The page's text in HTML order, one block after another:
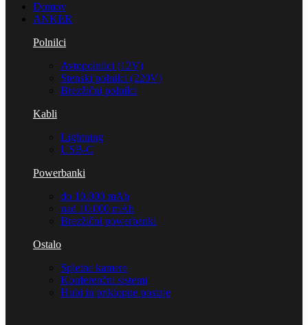
Domov
ANKER
Polnilci
Avtopolnilci (12V)
Stenski polnilci (220V)
Brezžični polnilci
Kabli
Lightning
USB-C
Powerbanki
do 10.000 mAh
nad 10.000 mAh
Brezžični powerbanki
Ostalo
Spletne kamere
Konferenčni sistemi
Hubi in priklopne postaje